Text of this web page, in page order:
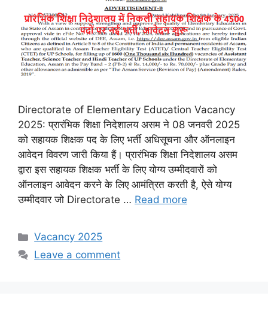
Directorate of Elementary Education Vacancy
2025: प्रारंभिक शिक्षा निदेशालय असम ने 08 जनवरी 2025
को सहायक शिक्षक पद के लिए भर्ती अधिसूचना और ऑनलाइन
आवेदन विवरण जारी किया हैं। प्रारंभिक शिक्षा निदेशालय असम
द्वारा इस सहायक शिक्षक भर्ती के लिए योग्य उम्मीदवारों को
ऑनलाइन आवेदन करने के लिए आमंत्रित करती है, ऐसे योग्य
उम्मीदवार जो Directorate … Read more
Categories
Vacancy 2025
Leave a comment